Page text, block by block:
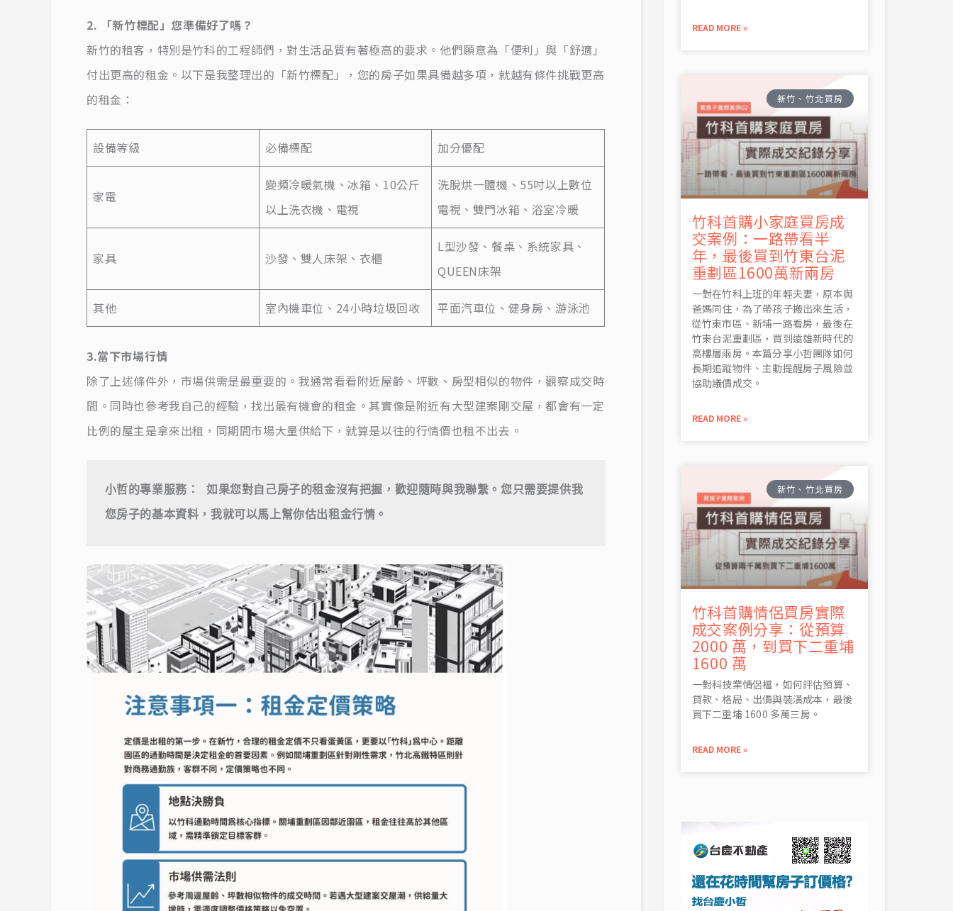
2. 「新竹標配」您準備好了嗎？
新竹的租客，特別是竹科的工程師們，對生活品質有著極高的要求。他們願意為「便利」與「舒適」
付出更高的租金。以下是我整理出的「新竹標配」，您的房子如果具備越多項，就越有條件挑戰更高
的租金：
設備等級 必備標配 加分優配
家電
變頻冷暖氣機、冰箱、10公斤
以上洗衣機、電視
洗脫烘一體機、55吋以上數位
電視、雙門冰箱、浴室冷暖
家具 沙發、雙人床架、衣櫃
L型沙發、餐桌、系統家具、
QUEEN床架
其他 室內機車位、24小時垃圾回收 平面汽車位、健身房、游泳池
3.當下市場行情
除了上述條件外，市場供需是最重要的。我通常看看附近屋齡、坪數、房型相似的物件，觀察成交時
間。同時也參考我自己的經驗，找出最有機會的租金。其實像是附近有大型建案剛交屋，都會有一定
比例的屋主是拿來出租，同期間市場大量供給下，就算是以往的行情價也租不出去。
小哲的專業服務： 如果您對自己房子的租金沒有把握，歡迎隨時與我聯繫。您只需要提供我
您房子的基本資料，我就可以馬上幫你估出租金行情。
READ MORE »
新竹、竹北買房
竹科首購小家庭買房成
交案例：一路帶看半
年，最後買到竹東台泥
重劃區1600萬新兩房
一對在竹科上班的年輕夫妻，原本與
爸媽同住，為了帶孩子搬出來生活，
從竹東市區、新埔一路看房，最後在
竹東台泥重劃區，買到遠雄新時代的
高樓層兩房。本篇分享小哲團隊如何
長期追蹤物件、主動提醒房子風險並
協助議價成交。
READ MORE »
新竹、竹北買房
竹科首購情侶買房實際
成交案例分享：從預算
2000 萬，到買下二重埔
1600 萬
一對科技業情侶檔，如何評估預算、
貸款、格局、出價與裝潢成本，最後
買下二重埔 1600 多萬三房。
READ MORE »